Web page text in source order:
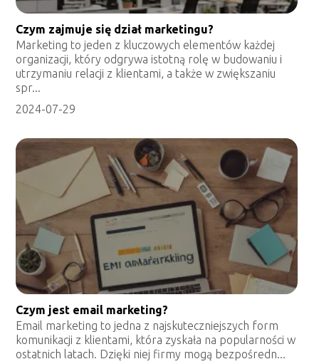
Czym zajmuje się dział marketingu?
Marketing to jeden z kluczowych elementów każdej
organizacji, który odgrywa istotną rolę w budowaniu i
utrzymaniu relacji z klientami, a także w zwiększaniu
spr...
2024-07-29
Czym jest email marketing?
Email marketing to jedna z najskuteczniejszych form
komunikacji z klientami, która zyskała na popularności w
ostatnich latach. Dzięki niej firmy mogą bezpośredn...